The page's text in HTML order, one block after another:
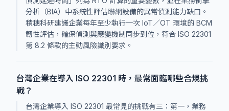
分析（BIA）中系統性評估聯網設備的異常偵測能力缺口。
積穗科研建議企業每年至少執行一次 IoT／OT 環境的 BCM
韌性評估，確保偵測與應變機制同步到位，符合 ISO 22301
第 8.2 條款的主動風險識別要求。
台灣企業在導入 ISO 22301 時，最常面臨哪些合規挑
戰？
台灣企業導入 ISO 22301 最常見的挑戰有三：第一，業務